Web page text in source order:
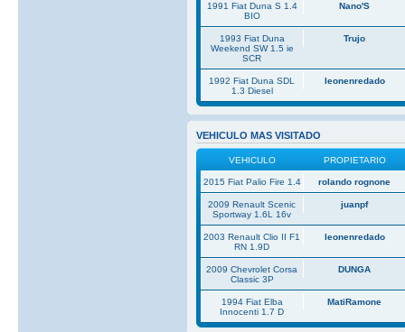
1991 Fiat Duna S 1.4
BIO
Nano'S
1993 Fiat Duna
Weekend SW 1.5 ie
SCR
Trujo
1992 Fiat Duna SDL
1.3 Diesel
leonenredado
VEHICULO MAS VISITADO
VEHICULO PROPIETARIO
2015 Fiat Palio Fire 1.4 rolando rognone
2009 Renault Scenic
Sportway 1.6L 16v
juanpf
2003 Renault Clio II F1
RN 1.9D
leonenredado
2009 Chevrolet Corsa
Classic 3P
DUNGA
1994 Fiat Elba
Innocenti 1.7 D
MatiRamone